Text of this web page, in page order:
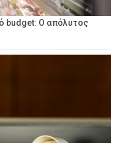
budget: Ο απόλυτος